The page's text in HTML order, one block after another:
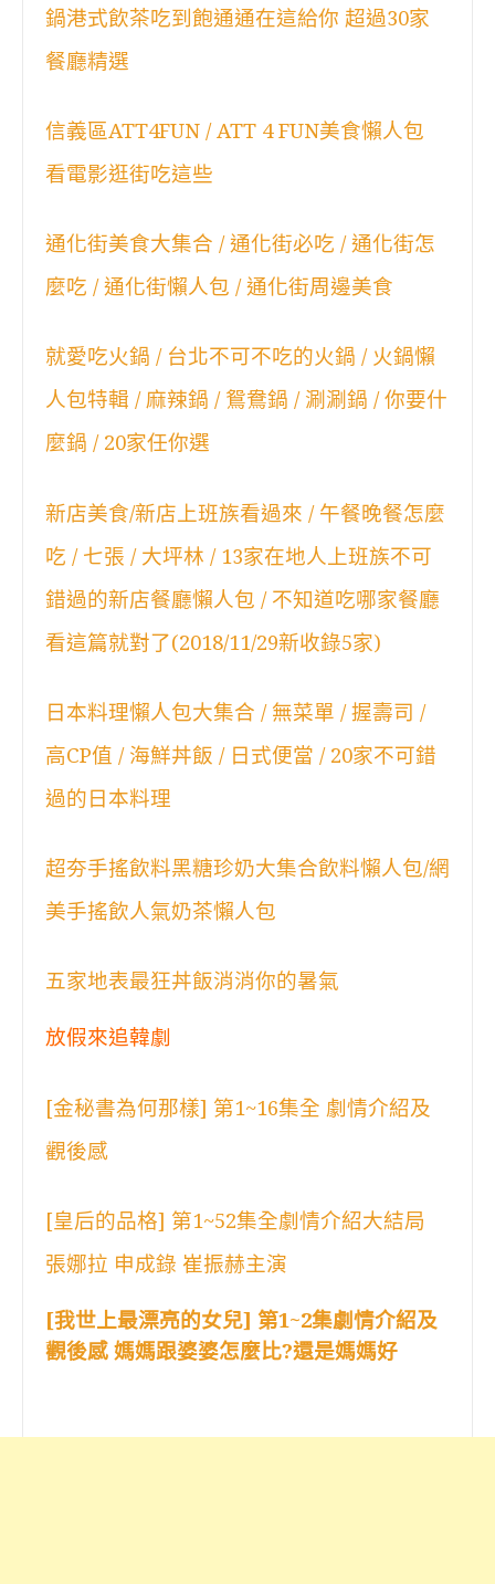
鍋港式飲茶吃到飽通通在這給你 超過30家
餐廳精選
信義區ATT4FUN / ATT 4 FUN美食懶人包
看電影逛街吃這些
通化街美食大集合 / 通化街必吃 / 通化街怎
麼吃 / 通化街懶人包 / 通化街周邊美食
就愛吃火鍋 / 台北不可不吃的火鍋 / 火鍋懶
人包特輯 / 麻辣鍋 / 鴛鴦鍋 / 涮涮鍋 / 你要什
麼鍋 / 20家任你選
新店美食/新店上班族看過來 / 午餐晚餐怎麼
吃 / 七張 / 大坪林 / 13家在地人上班族不可
錯過的新店餐廳懶人包 / 不知道吃哪家餐廳
看這篇就對了(2018/11/29新收錄5家)
日本料理懶人包大集合 / 無菜單 / 握壽司 /
高CP值 / 海鮮丼飯 / 日式便當 / 20家不可錯
過的日本料理
超夯手搖飲料黑糖珍奶大集合飲料懶人包/網
美手搖飲人氣奶茶懶人包
五家地表最狂丼飯消消你的暑氣
放假來追韓劇
[金秘書為何那樣] 第1~16集全 劇情介紹及
觀後感
[皇后的品格] 第1~52集全劇情介紹大結局
張娜拉 申成錄 崔振赫主演
[我世上最漂亮的女兒] 第1~2集劇情介紹及
觀後感 媽媽跟婆婆怎麼比?還是媽媽好